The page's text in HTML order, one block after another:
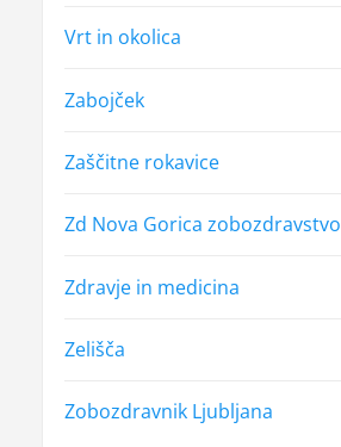
Vrt in okolica
Zabojček
Zaščitne rokavice
Zd Nova Gorica zobozdravstvo
Zdravje in medicina
Zelišča
Zobozdravnik Ljubljana